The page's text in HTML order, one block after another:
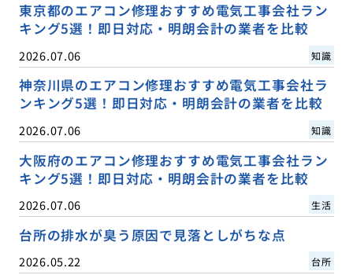
東京都のエアコン修理おすすめ電気工事会社ラン
キング5選！即日対応・明朗会計の業者を比較
2026.07.06 知識
神奈川県のエアコン修理おすすめ電気工事会社ラ
ンキング5選！即日対応・明朗会計の業者を比較
2026.07.06 知識
大阪府のエアコン修理おすすめ電気工事会社ラン
キング5選！即日対応・明朗会計の業者を比較
2026.07.06 生活
台所の排水が臭う原因で見落としがちな点
2026.05.22 台所